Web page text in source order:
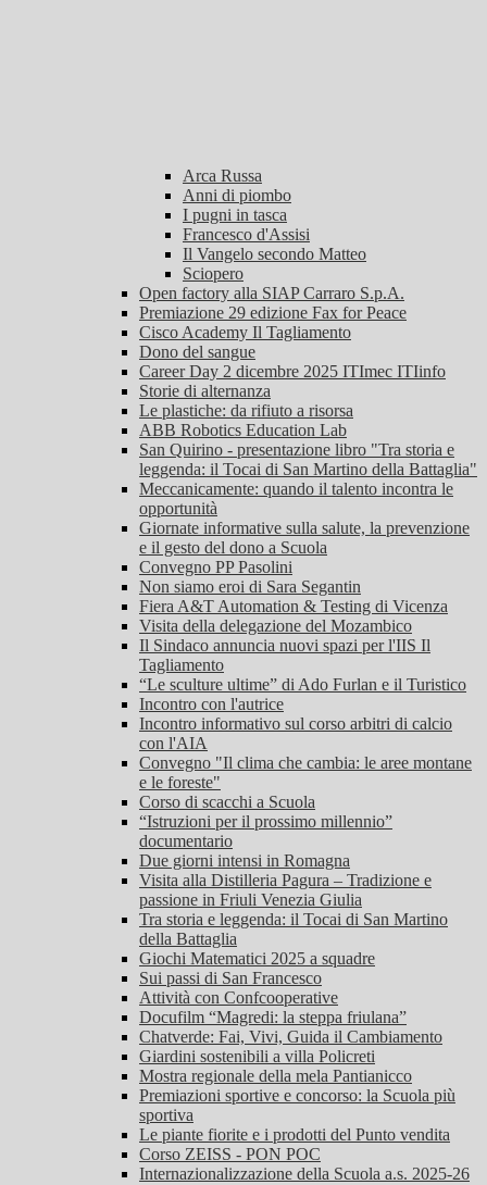
Arca Russa
Anni di piombo
I pugni in tasca
Francesco d'Assisi
Il Vangelo secondo Matteo
Sciopero
Open factory alla SIAP Carraro S.p.A.
Premiazione 29 edizione Fax for Peace
Cisco Academy Il Tagliamento
Dono del sangue
Career Day 2 dicembre 2025 ITImec ITIinfo
Storie di alternanza
Le plastiche: da rifiuto a risorsa
ABB Robotics Education Lab
San Quirino - presentazione libro "Tra storia e
leggenda: il Tocai di San Martino della Battaglia"
Meccanicamente: quando il talento incontra le
opportunità
Giornate informative sulla salute, la prevenzione
e il gesto del dono a Scuola
Convegno PP Pasolini
Non siamo eroi di Sara Segantin
Fiera A&T Automation & Testing di Vicenza
Visita della delegazione del Mozambico
Il Sindaco annuncia nuovi spazi per l'IIS Il
Tagliamento
“Le sculture ultime” di Ado Furlan e il Turistico
Incontro con l'autrice
Incontro informativo sul corso arbitri di calcio
con l'AIA
Convegno "Il clima che cambia: le aree montane
e le foreste"
Corso di scacchi a Scuola
“Istruzioni per il prossimo millennio”
documentario
Due giorni intensi in Romagna
Visita alla Distilleria Pagura – Tradizione e
passione in Friuli Venezia Giulia
Tra storia e leggenda: il Tocai di San Martino
della Battaglia
Giochi Matematici 2025 a squadre
Sui passi di San Francesco
Attività con Confcooperative
Docufilm “Magredi: la steppa friulana”
Chatverde: Fai, Vivi, Guida il Cambiamento
Giardini sostenibili a villa Policreti
Mostra regionale della mela Pantianicco
Premiazioni sportive e concorso: la Scuola più
sportiva
Le piante fiorite e i prodotti del Punto vendita
Corso ZEISS - PON POC
Internazionalizzazione della Scuola a.s. 2025-26